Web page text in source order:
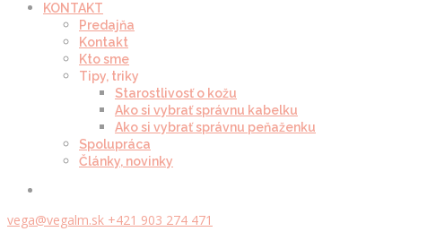
KONTAKT
Predajňa
Kontakt
Kto sme
Tipy, triky
Starostlivosť o kožu
Ako si vybrať správnu kabelku
Ako si vybrať správnu peňaženku
Spolupráca
Články, novinky
vega@vegalm.sk +421 903 274 471